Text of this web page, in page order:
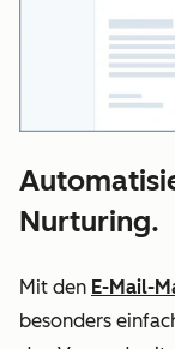
Nurturing.
Mit den E-Mail-
besonders